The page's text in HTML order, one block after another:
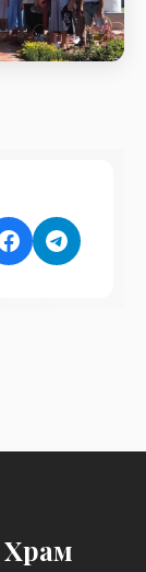
Храм